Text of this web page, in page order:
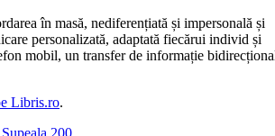
în masă, nediferențiată și impersonală și
personalizată, adaptată fiecărui individ și
mobil, un transfer de informație
Libris.ro.